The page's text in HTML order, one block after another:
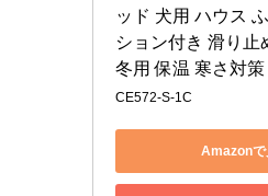
ッド 犬用 ハウス
ション付き 滑り止
冬用 保温 寒さ対策
CE572-S-1C
Amazonで